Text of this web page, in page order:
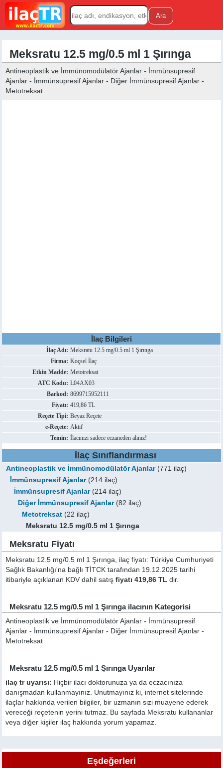
Meksratu 12.5 mg/0.5 ml 1 Şırınga
Antineoplastik ve İmmünomodülatör Ajanlar - İmmünsupresif
Ajanlar - İmmünsupresif Ajanlar - Diğer İmmünsupresif Ajanlar -
Metotreksat
İlaç Bilgileri
İlaç Adı: Meksratu 12.5 mg/0.5 ml 1 Şırınga
Firma: Koçsel İlaç
Etkin Madde: Metotreksat
ATC Kodu: L04AX03
Barkod: 8699715952111
Fiyatı: 419,86 TL
Reçete Tipi: Beyaz Reçete
e-Reçete: Aktif
Temin: İlacınızı sadece eczaneden alınız!
İlaç Sınıflandırması
Antineoplastik ve İmmünomodülatör Ajanlar(771 ilaç)
İmmünsupresif Ajanlar(214 ilaç)
İmmünsupresif Ajanlar(214 ilaç)
Diğer İmmünsupresif Ajanlar(82 ilaç)
Metotreksat (22 ilaç)
Meksratu 12.5 mg/0.5 ml 1 Şırınga
Meksratu Fiyatı
Meksratu 12.5 mg/0.5 ml 1 Şırınga, ilaç fiyatı: Türkiye Cumhuriyeti
Sağlık Bakanlığı'na bağlı TİTCK tarafından 19.12.2025 tarihi
itibariyle açıklanan KDV dahil satışfiyatı 419,86 TL dir.
Meksratu 12.5 mg/0.5 ml 1 Şırınga ilacının Kategorisi
Antineoplastik ve İmmünomodülatör Ajanlar - İmmünsupresif
Ajanlar - İmmünsupresif Ajanlar - Diğer İmmünsupresif Ajanlar -
Metotreksat
Meksratu 12.5 mg/0.5 ml 1 Şırınga Uyarılar
ilaç tr uyarısı: Hiçbir ilacı doktorunuza ya da eczacınıza
danışmadan kullanmayınız. Unutmayınız ki, internet sitelerinde
ilaçlar hakkında verilen bilgiler, bir uzmanın sizi muayene ederek
vereceği reçetenin yerini tutmaz. Bu sayfada Meksratu kullananlar
veya diğer kişiler ilaç hakkında yorum yapamaz.
Eşdeğerleri